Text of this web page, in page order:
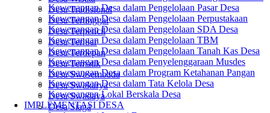
Desa Tradisional
Desa Tertinggal
Desa Terpencil
Desa Terluar
Desa Terdepan
Desa Tematik
Desa Swasembada
Desa Swakarya
Desa Swadaya
Desa Siaga
Kewenangan Desa dalam Pengelolaan Pasar Desa
Kewenangan Desa dalam Pengelolaan Perpustakaan
Kewenangan Desa dalam Pengelolaan SDA Desa
Kewenangan Desa dalam Pengelolaan TBM
Kewenangan Desa dalam Pengelolaan Tanah Kas Desa
Kewenangan Desa dalam Penyelenggaraan Musdes
Kewenangan Desa dalam Program Ketahanan Pangan
Kewenangan Desa dalam Tata Kelola Desa
Kewenangan Lokal Berskala Desa
IMPLEMENTASI DESA